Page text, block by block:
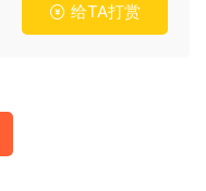
给TA打赏